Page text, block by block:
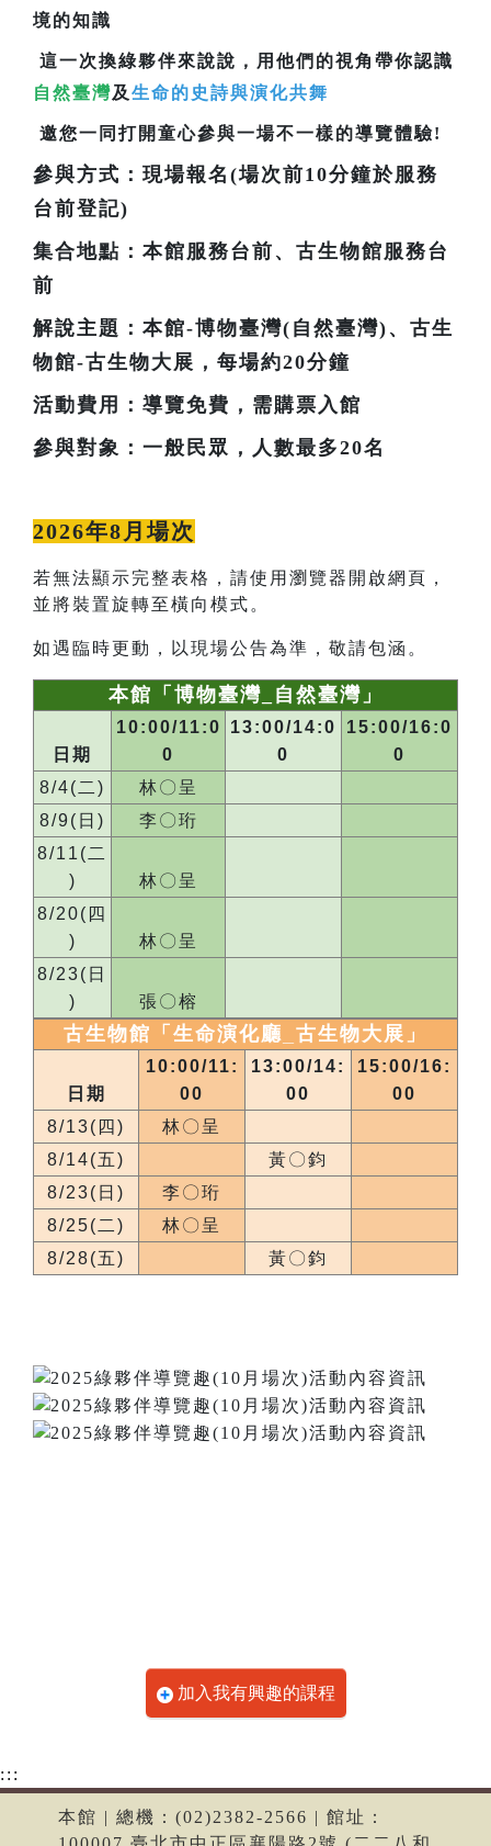
境的知識
這一次換綠夥伴來說說，用他們的視角帶你認識
自然臺灣及 生命的史詩與演化共舞
邀您一同打開童心參與一場不一樣的導覽體驗!
參與方式：現場報名(場次前10分鐘於服務
台前登記)
集合地點：本館服務台前、古生物館服務台
前
解說主題：本館-博物臺灣(自然臺灣)、古生
物館-古生物大展，每場約20分鐘
活動費用：導覽免費，需購票入館
參與對象：一般民眾，人數最多20名
2026年8月場次
若無法顯示完整表格，請使用瀏覽器開啟網頁，
並將裝置旋轉至橫向模式。
如遇臨時更動，以現場公告為準，敬請包涵。
本館「博物臺灣_自然臺灣」
日期
10:00/11:0
0
13:00/14:0
0
15:00/16:0
0
8/4(二)
林〇呈
8/9(日)
李〇珩
8/11(二
)
林〇呈
8/20(四
)
林〇呈
8/23(日
)
張〇榕
古生物館「生命演化廳_ 古生物大展 」
日期
10:00/11:
00
13:00/14:
00
15:00/16:
00
8/13(四)
林〇呈
8/14(五)
黃〇鈞
8/23(日)
李〇珩
8/25(二)
林〇呈
8/28(五)
黃〇鈞
加入我有興趣的課程
:::
本館 | 總機：(02)2382-2566 | 館址：